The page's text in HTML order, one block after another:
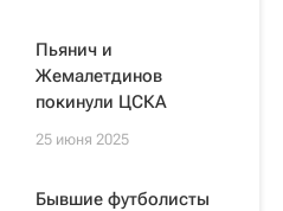
Пьянич и
Жемалетдинов
покинули ЦСКА
25 июня 2025
Бывшие футболисты